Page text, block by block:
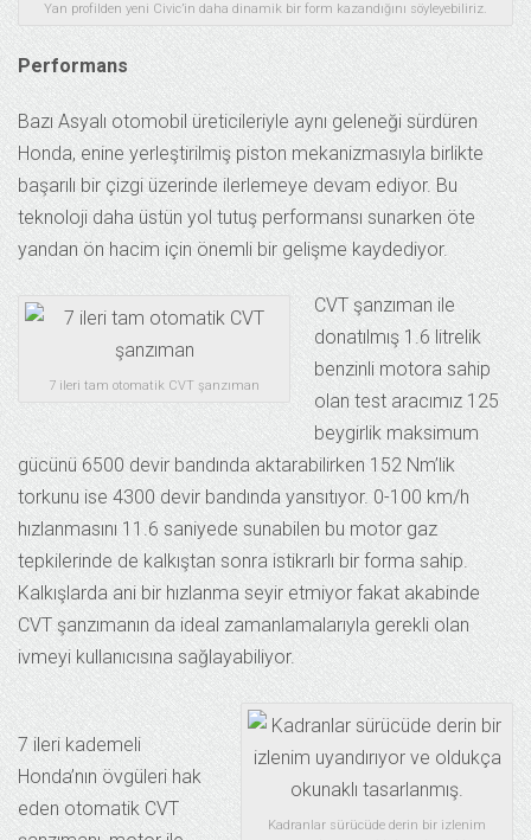
Yan profilden yeni Civic’in daha dinamik bir form kazandığını söyleyebiliriz.
Performans
Bazı Asyalı otomobil üreticileriyle aynı geleneği sürdüren
Honda, enine yerleştirilmiş piston mekanizmasıyla birlikte
başarılı bir çizgi üzerinde ilerlemeye devam ediyor. Bu
teknoloji daha üstün yol tutuş performansı sunarken öte
yandan ön hacim için önemli bir gelişme kaydediyor.
7 ileri tam otomatik CVT şanzıman
CVT şanzıman ile
donatılmış 1.6 litrelik
benzinli motora sahip
olan test aracımız 125
beygirlik maksimum
gücünü 6500 devir bandında aktarabilirken 152 Nm’lik
torkunu ise 4300 devir bandında yansıtıyor. 0-100 km/h
hızlanmasını 11.6 saniyede sunabilen bu motor gaz
tepkilerinde de kalkıştan sonra istikrarlı bir forma sahip.
Kalkışlarda ani bir hızlanma seyir etmiyor fakat akabinde
CVT şanzımanın da ideal zamanlamalarıyla gerekli olan
ivmeyi kullanıcısına sağlayabiliyor.
Kadranlar sürücüde derin bir izlenim
7 ileri kademeli
Honda’nın övgüleri hak
eden otomatik CVT